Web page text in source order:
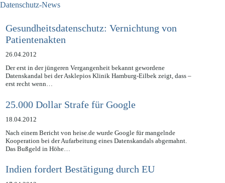
Datenschutz-News
Gesundheitsdatenschutz: Vernichtung von
Patientenakten
26.04.2012
Der erst in der jüngeren Vergangenheit bekannt gewordene
Datenskandal bei der Asklepios Klinik Hamburg-Eilbek zeigt, dass –
erst recht wenn…
25.000 Dollar Strafe für Google
18.04.2012
Nach einem Bericht von heise.de wurde Google für mangelnde
Kooperation bei der Aufarbeitung eines Datenskandals abgemahnt.
Das Bußgeld in Höhe…
Indien fordert Bestätigung durch EU